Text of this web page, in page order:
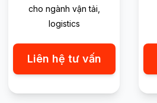
cho ngành vận tải,
logistics
Liên hệ tư vấn